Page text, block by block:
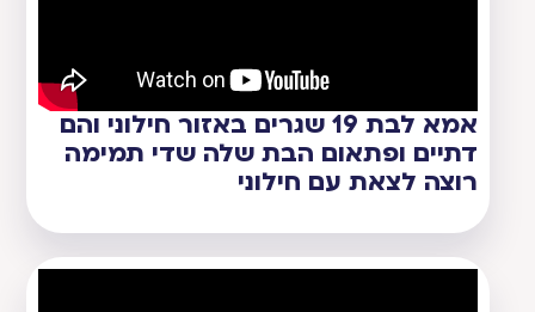
אמא לבת 19 שגרים באזור חילוני והם
דתיים ופתאום הבת שלה שדי תמימה
רוצה לצאת עם חילוני